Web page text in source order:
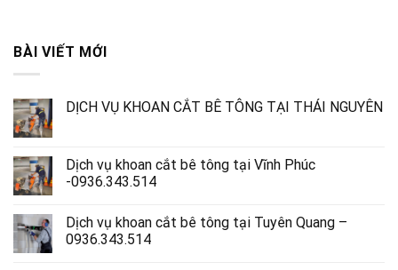
BÀI VIẾT MỚI
DỊCH VỤ KHOAN CẮT BÊ TÔNG TẠI THÁI NGUYÊN
Dịch vụ khoan cắt bê tông tại Vĩnh Phúc
-0936.343.514
Dịch vụ khoan cắt bê tông tại Tuyên Quang –
0936.343.514